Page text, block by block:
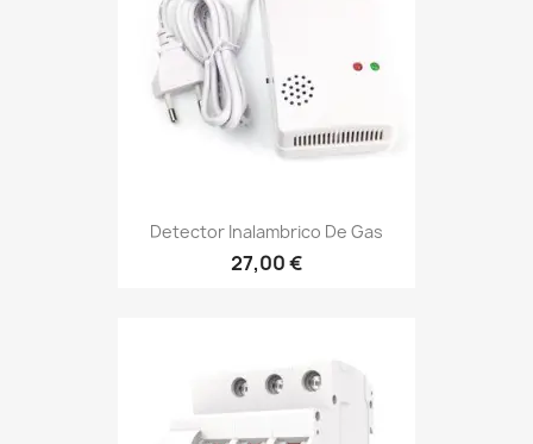
Detector Inalambrico De Gas
27,00 €